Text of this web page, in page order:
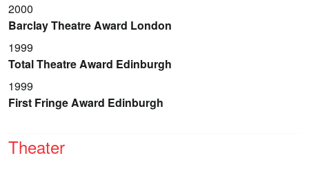
2000
Barclay Theatre Award London
1999
Total Theatre Award Edinburgh
1999
First Fringe Award Edinburgh
Theater